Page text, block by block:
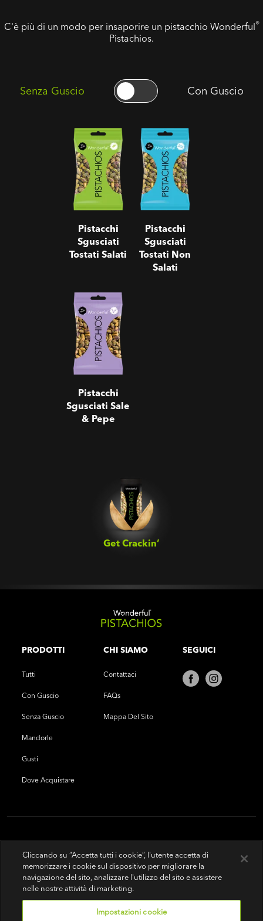
C'è più di un modo per insaporire un pistacchio Wonderful®
Pistachios.
Senza Guscio Con Guscio
Pistacchi
Sgusciati
Tostati Salati
Pistacchi
Sgusciati
Tostati Salati
Pistacchi
Sgusciati
Tostati Non
Salati
Pistacchi
Sgusciati
Tostati Non
Salati
Pistacchi
Sgusciati Sale
& Pepe
Pistacchi
Sgusciati Sale
& Pepe
Get Crackin’‎
PRODOTTI
Tutti
Con Guscio
Senza Guscio
Mandorle
Gusti
Dove Acquistare
CHI SIAMO
Contattaci
FAQs
Mappa Del Sito
SEGUICI
Cliccando su “Accetta tutti i cookie”, l'utente accetta di
memorizzare i cookie sul dispositivo per migliorare la
navigazione del sito, analizzare l'utilizzo del sito e assistere
nelle nostre attività di marketing.
Impostazioni cookie